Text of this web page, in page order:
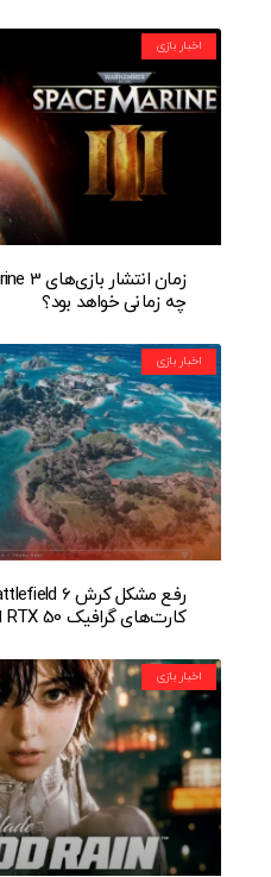
اخبار بازی
چه زمانی خواهد بود؟
اخبار بازی
کارت‌های گرافیک RTX 50 انویدیا
اخبار بازی